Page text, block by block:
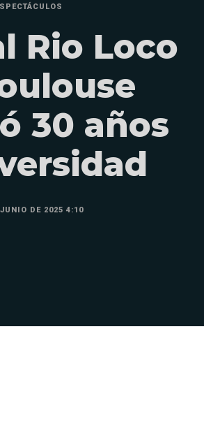
Rio Loco
30 años
DE 2025 4:10